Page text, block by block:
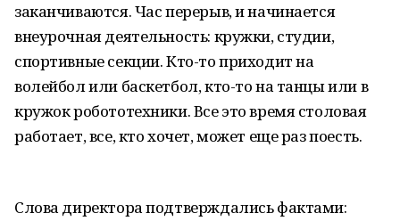
заканчиваются. Час перерыв, и начинается
внеурочная деятельность: кружки, студии,
спортивные секции. Кто-то приходит на
волейбол или баскетбол, кто-то на танцы или в
кружок робототехники. Все это время столовая
работает, все, кто хочет, может еще раз поесть.
Слова директора подтверждались фактами: